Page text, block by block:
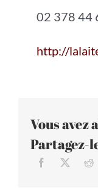
02 378 44
http://
Vous avez
Partagez-